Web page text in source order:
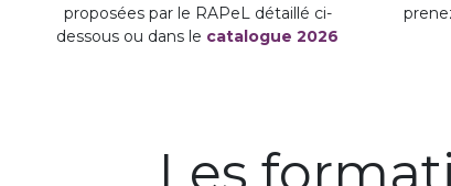
proposées par le RAPeL détaillé ci-
dessous ou dans le catalogue 2026
Les